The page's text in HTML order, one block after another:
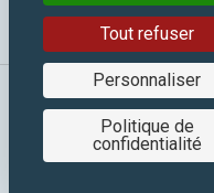
Mentions légales-CGV-
Copyright 2019 © Prêt à
sans l’autorisation
Tout refuser
Personnaliser
Politique de
confidentialité